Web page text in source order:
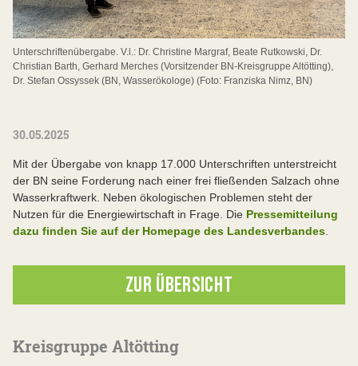
Unterschriftenübergabe. V.l.: Dr. Christine Margraf, Beate Rutkowski, Dr.
Christian Barth, Gerhard Merches (Vorsitzender BN-Kreisgruppe Altötting),
Dr. Stefan Ossyssek (BN, Wasserökologe) (Foto: Franziska Nimz, BN)
30.05.2025
Mit der Übergabe von knapp 17.000 Unterschriften unterstreicht
der BN seine Forderung nach einer frei fließenden Salzach ohne
Wasserkraftwerk. Neben ökologischen Problemen steht der
Nutzen für die Energiewirtschaft in Frage. Die Pressemitteilung
dazu finden Sie auf der Homepage des Landesverbandes
ZUR ÜBERSICHT
Kreisgruppe Altötting